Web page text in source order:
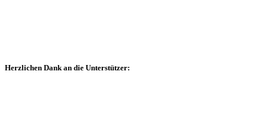
Herzlichen Dank an die Unterstützer: